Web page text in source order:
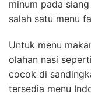
minum pada
salah satu menu
Untuk menu
olahan nasi
cocok di
tersedia menu